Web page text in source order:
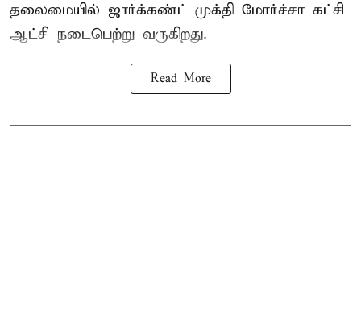
தலைமையில் ஜார்க்கண்ட் முக்தி மோர்ச்சா கட்சி
ஆட்சி நடைபெற்று வருகிறது.
Read More